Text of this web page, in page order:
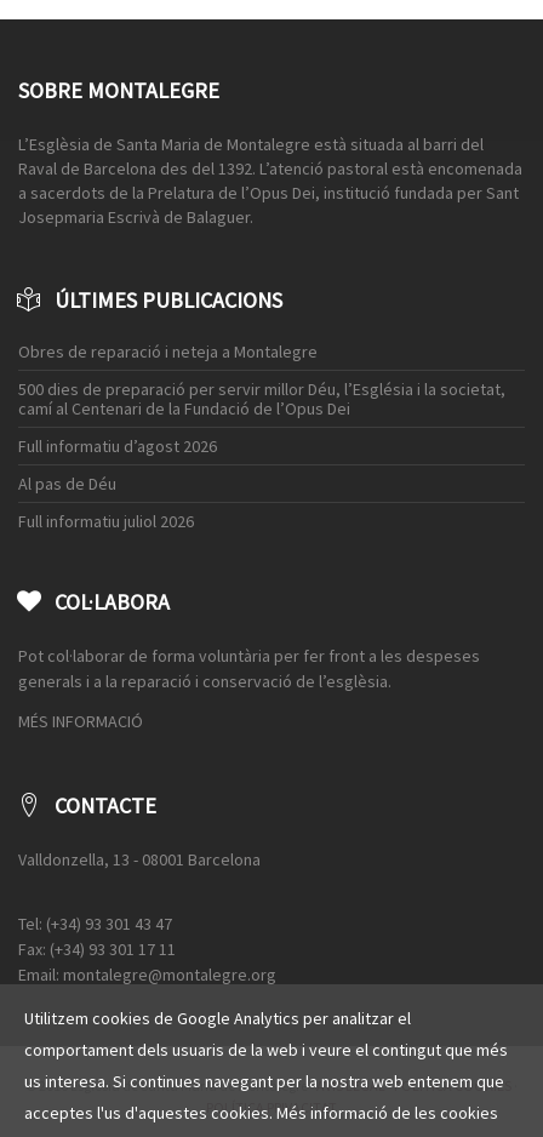
SOBRE MONTALEGRE
L’Esglèsia de Santa Maria de Montalegre està situada al barri del
Raval de Barcelona des del 1392. L’atenció pastoral està encomenada
a sacerdots de la Prelatura de l’Opus Dei, institució fundada per Sant
Josepmaria Escrivà de Balaguer.
ÚLTIMES PUBLICACIONS
Obres de reparació i neteja a Montalegre
500 dies de preparació per servir millor Déu, l’Església i la societat,
camí al Centenari de la Fundació de l’Opus Dei
Full informatiu d’agost 2026
Al pas de Déu
Full informatiu juliol 2026
COL·LABORA
Pot col·laborar de forma voluntària per fer front a les despeses
generals i a la reparació i conservació de l’esglèsia.
MÉS INFORMACIÓ
CONTACTE
Valldonzella, 13 - 08001 Barcelona
Tel: (+34) 93 301 43 47
Fax: (+34) 93 301 17 11
Email: montalegre@montalegre.org
© 2016 Esglèsia de Santa Maria de Montalegre · AVÍS LEGAL·POLÍTICA COOKIES
POLÍTICA PRIVACITAT
Utilitzem cookies de Google Analytics per analitzar el
comportament dels usuaris de la web i veure el contingut que més
us interesa. Si continues navegant per la nostra web entenem que
acceptes l'us d'aquestes cookies. Més informació de les cookies